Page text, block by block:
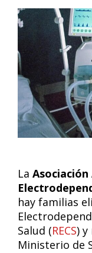
La
hay familias
Salud (RECS) y
Ministerio de